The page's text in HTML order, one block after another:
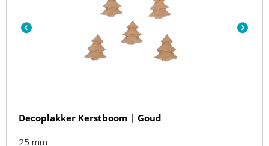
Decoplakker Kerstboom | Goud
25 mm